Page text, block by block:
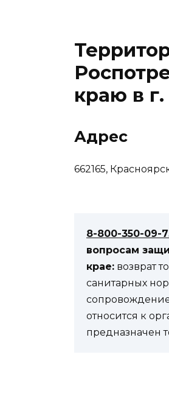
краю в
Адрес
662165,
8-800-350-09-
вопросам
крае: возврат
санитарных
относится к
предназначен